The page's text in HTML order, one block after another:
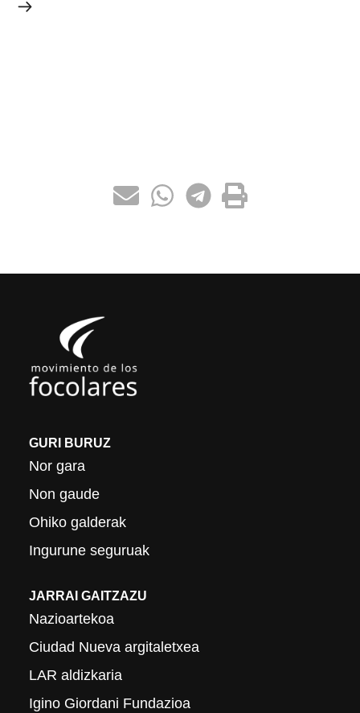
GURI BURUZ
Nor gara
Non gaude
Ohiko galderak
Ingurune seguruak
JARRAI GAITZAZU
Nazioartekoa
Ciudad Nueva argitaletxea
LAR aldizkaria
Igino Giordani Fundazioa